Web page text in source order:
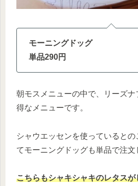
モーニングドッグ
単品290円
朝モスメニューの中で、リーズナ
得なメニューです。
シャウエッセンを使っているとの
てモーニングドッグも単品で注文
こちらもシャキシャキのレタス